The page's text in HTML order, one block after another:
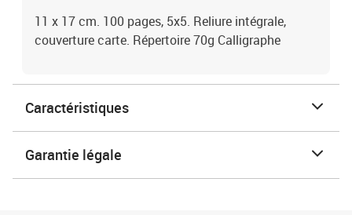
11 x 17 cm. 100 pages, 5x5. Reliure intégrale,
couverture carte. Répertoire 70g Calligraphe
Caractéristiques
Garantie légale